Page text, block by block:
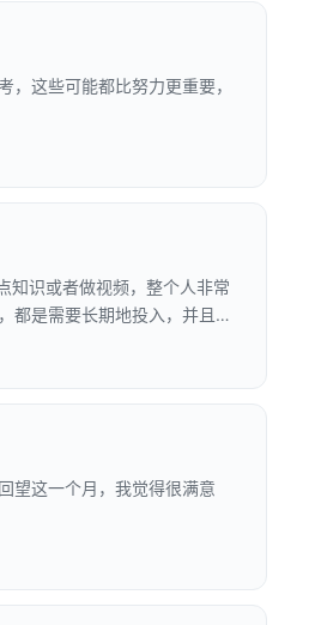
这些可能都比努力更重要，
知识或者做视频，整个人非常
都是需要长期地投入，并且保
望这一个月，我觉得很满意